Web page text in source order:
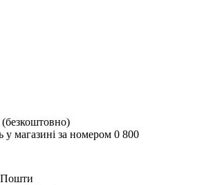
(безкоштовно)
у магазині за номером 0 800
Пошти